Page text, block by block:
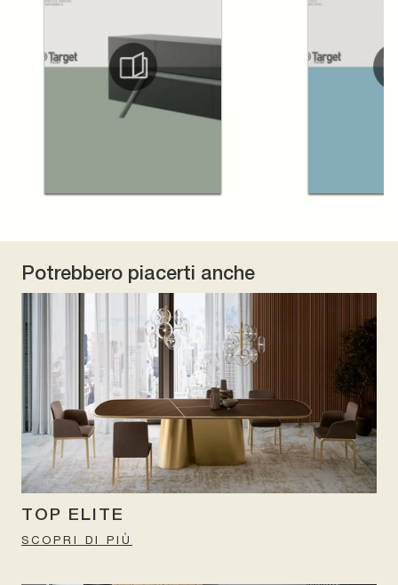
Potrebbero piacerti anche
TOP ELITE
SCOPRI DI PIÙ